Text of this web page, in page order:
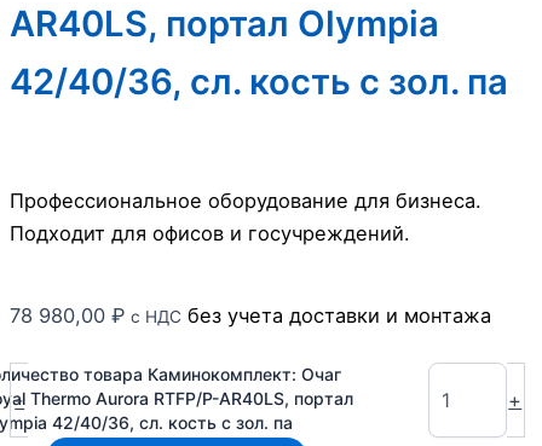
AR40LS, портал Olympia
42/40/36, сл. кость с зол. па
Профессиональное оборудование для бизнеса.
Подходит для офисов и госучреждений.
78 980,00 ₽ с НДС без учета доставки и монтажа
-
товара Каминокомплект: Очаг
Thermo Aurora RTFP/P-AR40LS, портал
42/40/36, сл. кость с зол. па
+